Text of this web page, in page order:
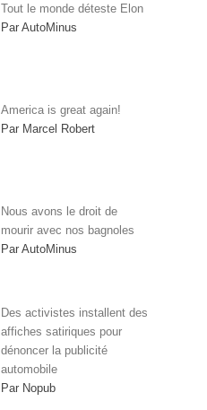
Tout le monde déteste Elon
Par AutoMinus
America is great again!
Par Marcel Robert
Nous avons le droit de
mourir avec nos bagnoles
Par AutoMinus
Des activistes installent des
affiches satiriques pour
dénoncer la publicité
automobile
Par Nopub